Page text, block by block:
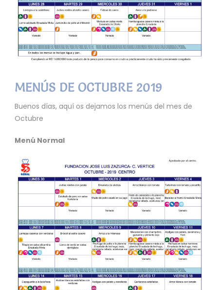
MENÚS DE OCTUBRE 2019
Buenos días, aquí os dejamos los menús del mes de
Octubre
Menú Normal